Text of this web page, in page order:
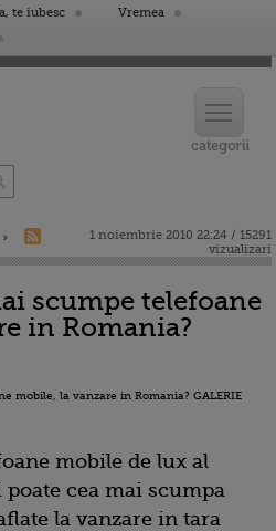
te iubesc
Vremea
1 noiembrie 2010 22:24 / 15291
vizualizari
scumpe telefoane
in Romania?
mobile de lux al
cea mai scumpa
la vanzare in tara